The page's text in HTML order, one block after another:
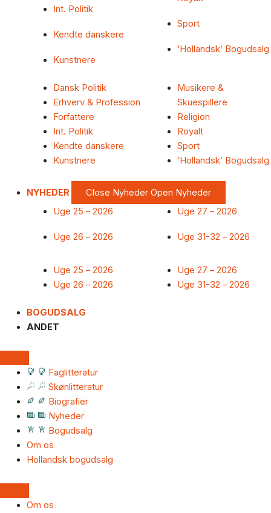
Int. Politik
Kendte danskere
Kunstnere
Sport
‘Hollandsk’ Bogudsalg
Dansk Politik
Erhverv & Profession
Forfattere
Int. Politik
Kendte danskere
Kunstnere
Musikere &
Skuespillere
Religion
Royalt
Sport
‘Hollandsk’ Bogudsalg
NYHEDER Close Nyheder Open Nyheder
Uge 25 – 2026
Uge 26 – 2026
Uge 27 – 2026
Uge 31-32 – 2026
Uge 25 – 2026
Uge 26 – 2026
Uge 27 – 2026
Uge 31-32 – 2026
BOGUDSALG
ANDET
Faglitteratur
Skønlitteratur
Biografier
Nyheder
Bogudsalg
Om os
Hollandsk bogudsalg
Om os